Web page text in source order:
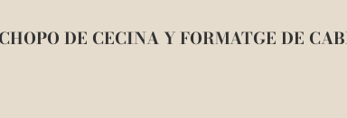
DE CECINA Y FORMATGE DE